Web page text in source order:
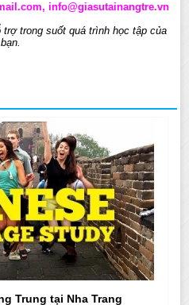
info@giasutainangtre.vn
trợ trong suốt quá trình học tập của
bạn.
Trung tại Nha Trang